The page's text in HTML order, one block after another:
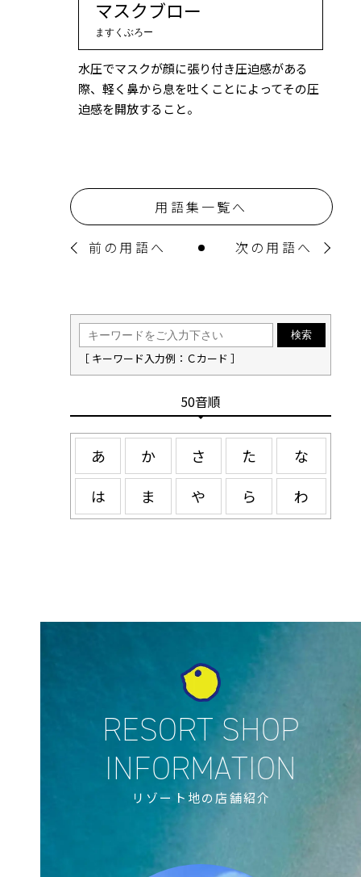
［ キーワード入力例：Ｃカード ］
50音順
あ か さ た
な
は
ま や ら わ
マスクブロー
ますくぶろー
水圧でマスクが顔に張り付き圧迫感がある
際、軽く鼻から息を吐くことによってその圧
迫感を開放すること。
前の用語へ
用語集一覧へ
次の用語へ
リゾート地の店舗紹介